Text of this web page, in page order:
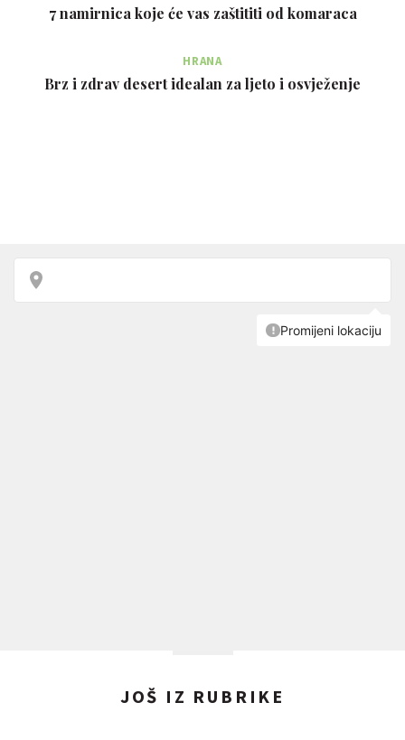
7 namirnica koje će vas zaštititi od komaraca
HRANA
Brz i zdrav desert idealan za ljeto i osvježenje
JOŠ IZ RUBRIKE